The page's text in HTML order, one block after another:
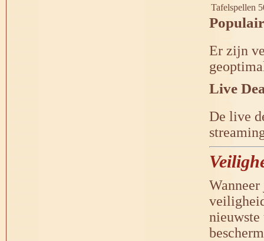
Tafelspellen
Er zijn
Live
De live